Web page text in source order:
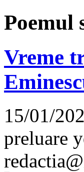
Poemul
Vreme
15/01/
preluare